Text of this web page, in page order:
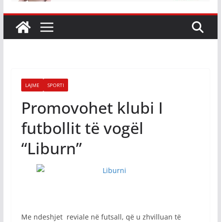
LAJME SPORTI
Promovohet klubi I
futbollit të vogël
“Liburn”
Me ndeshjet reviale në futsall, që u zhvilluan të